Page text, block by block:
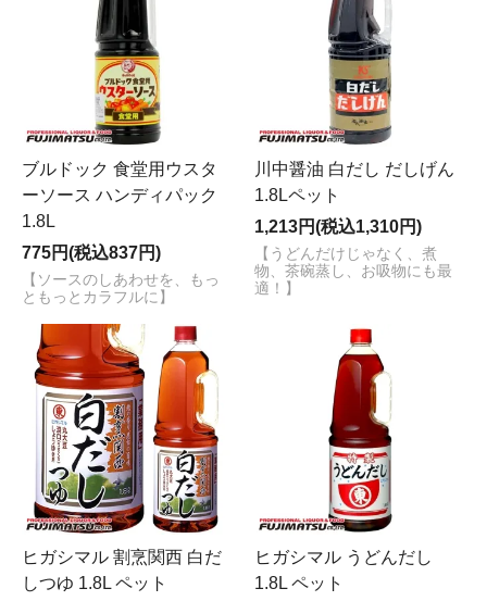
ブルドック 食堂用ウスタ
ーソース ハンディパック
1.8L
775円(税込837円)
【ソースのしあわせを、もっ
ともっとカラフルに】
川中醤油 白だし だしげん
1.8Lペット
1,213円(税込1,310円)
【うどんだけじゃなく、煮
物、茶碗蒸し、お吸物にも最
適！】
ヒガシマル 割烹関西 白だ
しつゆ 1.8L ペット
ヒガシマル うどんだし
1.8L ペット